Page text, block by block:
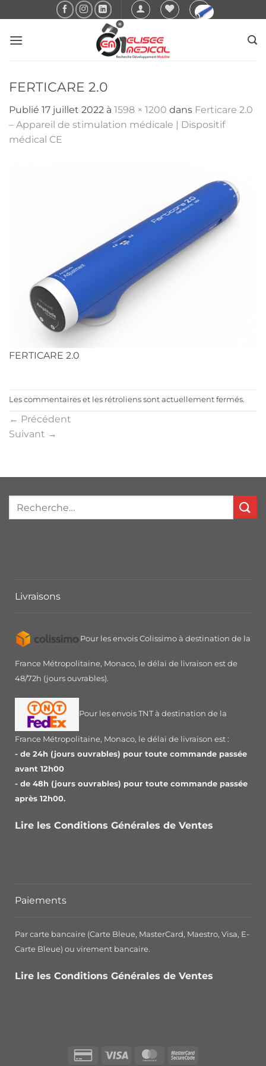
au
contenu
FERTICARE 2.0
Publié 17 juillet 2022 à 1598 × 1200 dans Ferticare 2.0
– Appareil de stimulation médicale | Dispositif
médical CE
FERTICARE 2.0
Les commentaires et les rétroliens sont actuellement fermés.
← Précédent
Suivant →
Livraisons
Pour les envois Colissimo à destination de la
France Métropolitaine, Monaco, le délai de livraison est de
48/72h (jours ouvrables).
Pour les envois TNT à destination de la
France Métropolitaine, Monaco, le délai de livraison est :
- de 24h (jours ouvrables) pour toute commande passée
avant 12h00
- de 48h (jours ouvrables) pour toute commande passée
après 12h00.
Lire les Conditions Générales de Ventes
Paiements
Par carte bancaire (Carte Bleue, MasterCard, Maestro, Visa, E-
Carte Bleue) ou virement bancaire.
Lire les Conditions Générales de Ventes
Credit
Visa MasterCardMasterCard